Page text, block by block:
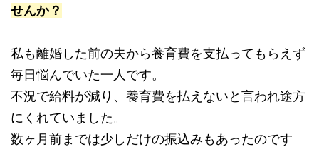
せんか？
私も離婚した前の夫から養育費を支払ってもらえず
毎日悩んでいた一人です。
不況で給料が減り、養育費を払えないと言われ途方
にくれていました。
数ヶ月前までは少しだけの振込みもあったのです